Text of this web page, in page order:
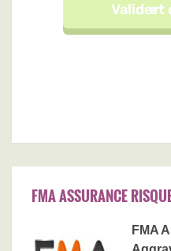
FMA ASSURANCE
FMA